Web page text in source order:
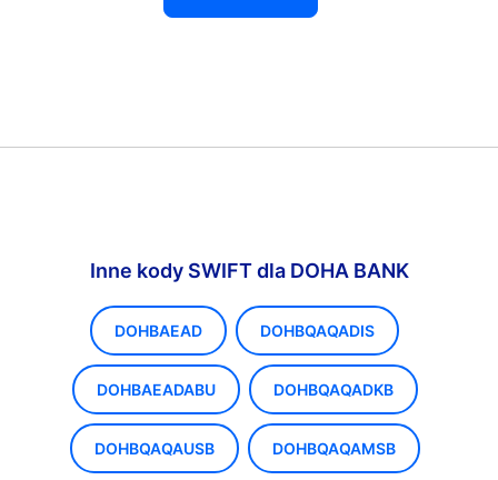
Inne kody SWIFT dla DOHA BANK
DOHBAEAD DOHBQAQADIS
DOHBAEADABU DOHBQAQADKB
DOHBQAQAUSB DOHBQAQAMSB